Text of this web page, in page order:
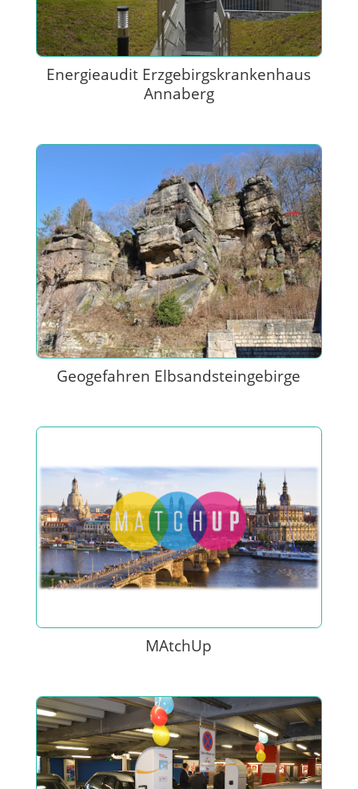
Energieaudit Erzgebirgskrankenhaus
Annaberg
Geogefahren Elbsandsteingebirge
MAtchUp